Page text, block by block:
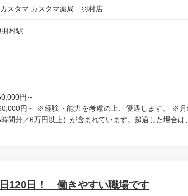
スタマ カスタマ薬局 羽村店
村駅
円～
円～ ※経験・能力を考慮の上、優遇します。 ※
間分／6万円以上）が含まれています。超過した場合は
120日！ 働きやすい職場です